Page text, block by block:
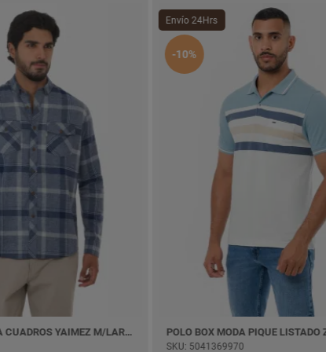
CAMISA VILLELA CUADROS YAIMEZ M/LARGA
Envío 24Hrs
-10%
SKU: 5041369970